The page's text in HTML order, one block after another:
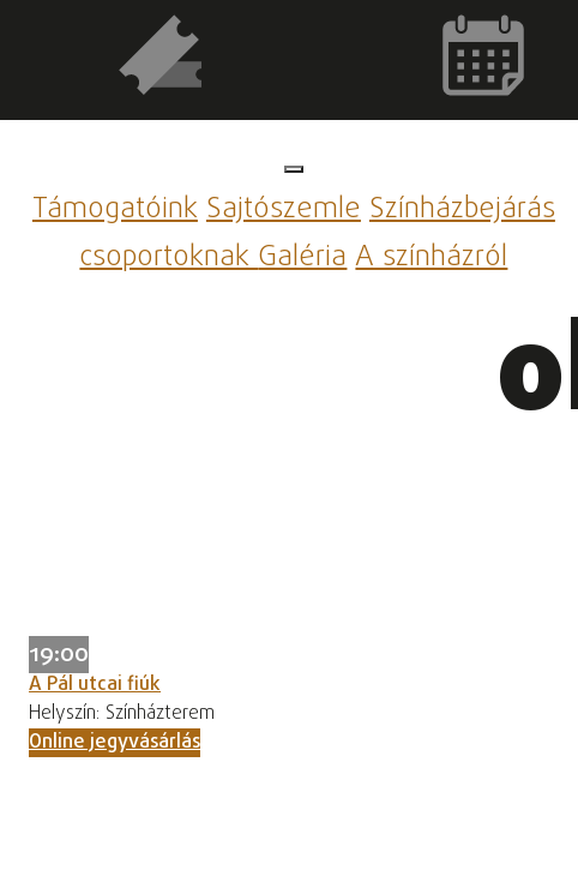
TámogatóinkSajtószemleSzínházbejárás
csoportoknakGalériaA színházról
19:00
A Pál utcai fiúk
Helyszín: Színházterem
Online jegyvásárlás